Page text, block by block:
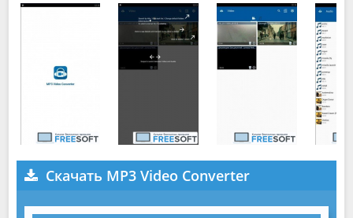
Скачать MP3 Video Converter